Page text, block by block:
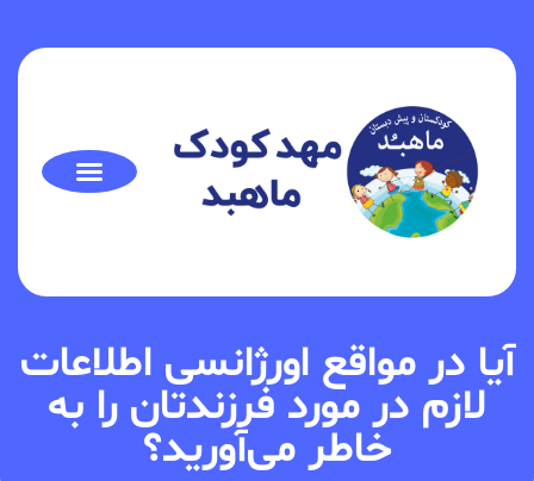
آیا در مواقع اورژانسی اطلاعات
لازم در مورد فرزندتان را به
خاطر می‌آورید؟